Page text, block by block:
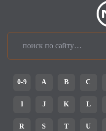
0-9 A B C
I J K L
R S T U